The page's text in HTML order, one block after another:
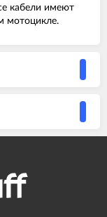
кабели имеют
мотоцикле.